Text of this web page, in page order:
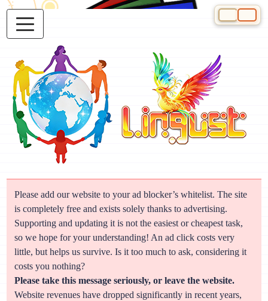
Please add our website to your ad blocker’s whitelist. The site
is completely free and exists solely thanks to advertising.
Supporting and updating it is not the easiest or cheapest task,
so we hope for your understanding! An ad click costs very
little, but helps us survive. Is it too much to ask, considering it
costs you nothing?
Please take this message seriously, or leave the website.
Website revenues have dropped significantly in recent years,